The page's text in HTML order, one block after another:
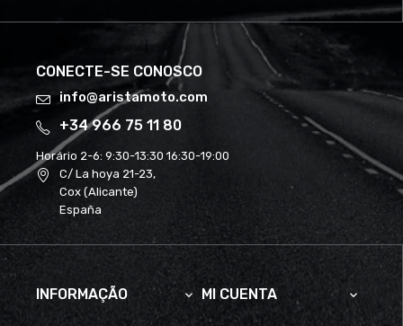
CONECTE-SE CONOSCO
info@aristamoto.com
+34 966 75 11 80
Horário 2-6: 9:30-13:30 16:30-19:00
C/ La hoya 21-23,
Cox (Alicante)
España
INFORMAÇÃO  MI CUENTA 